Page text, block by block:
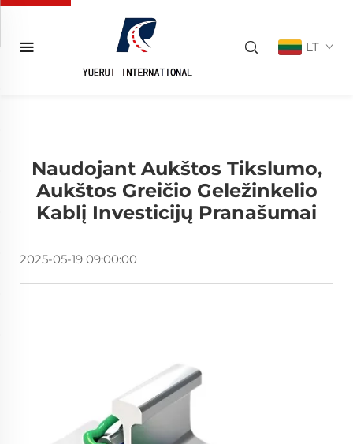
LT
Naudojant Aukštos Tikslumo,
Aukštos Greičio Geležinkelio
Kablį Investicijų Pranašumai
2025-05-19 09:00:00